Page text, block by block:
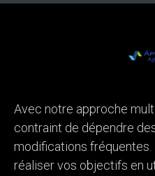
Avec notre approche
contraint de dépendre
modifications
réaliser vos objectifs en